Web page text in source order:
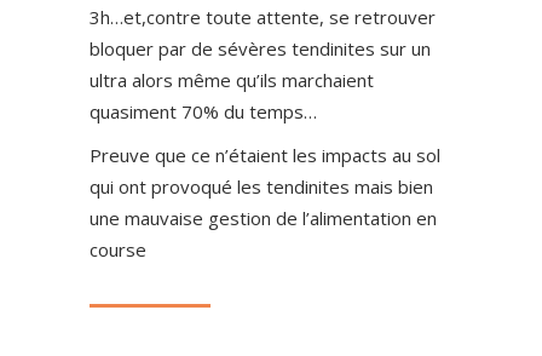
3h…et,contre toute attente, se retrouver
bloquer par de sévères tendinites sur un
ultra alors même qu’ils marchaient
quasiment 70% du temps…
Preuve que ce n’étaient les impacts au sol
qui ont provoqué les tendinites mais bien
une mauvaise gestion de l’alimentation en
course